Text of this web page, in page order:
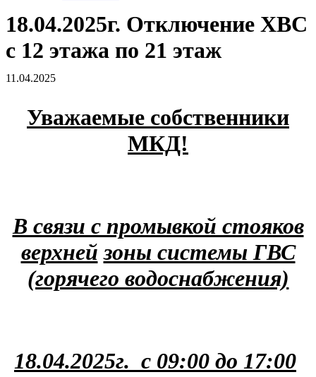
18.04.2025г. Отключение ХВС
с 12 этажа по 21 этаж
11.04.2025
Уважаемые собственники
МКД!
В связи с промывкой стояков
верхней зоны системы ГВС
(горячего водоснабжения)
18.04.2025г. с 09:00 до 17:00